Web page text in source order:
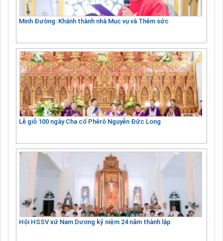
Minh Đường: Khánh thành nhà Mục vụ và Thêm sức
Lễ giỗ 100 ngày Cha cố Phêrô Nguyễn Đức Long
Hội HSSV xứ Nam Dương kỷ niệm 24 năm thành lập